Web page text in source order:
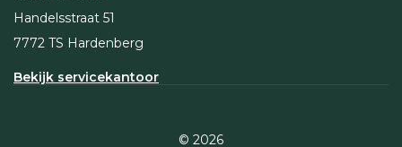
Handelsstraat 51
7772 TS Hardenberg
Bekijk servicekantoor
© 2026